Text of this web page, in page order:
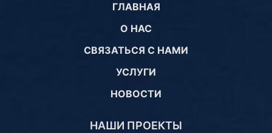
ГЛАВНАЯ
О НАС
СВЯЗАТЬСЯ С НАМИ
УСЛУГИ
НОВОСТИ
НАШИ ПРОЕКТЫ